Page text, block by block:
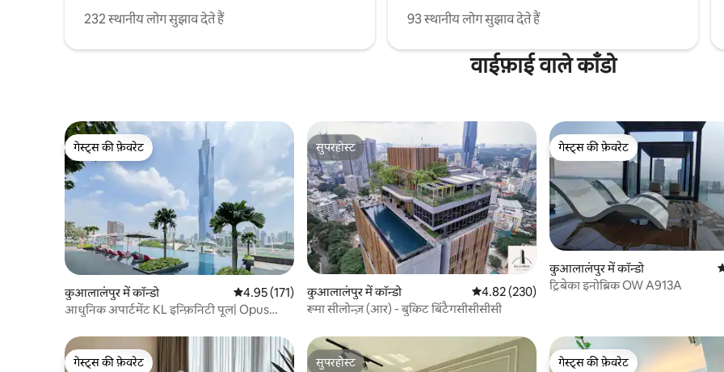
232 स्थानीय लोग सुझाव देते हैं
93 स्थानीय लोग सुझाव देते हैं
वाईफ़ाई वाले काँडो
गेस्ट्स की फ़ेवरेट
गेस्ट्स की फ़ेवरेट
कुआलालंपुर में कॉन्डो औसत रेटिंग 5 में से 4.95, 171 समीक्षाएँ
4.95 (171)
आधुनिक अपार्टमेंट KL इन्फ़िनिटी पूल| Opus
सुपरहोस्ट
सुपरहोस्ट
कुआलालंपुर में कॉन्डो औसत रेटिंग 5 में से 4.82, 230 समीक्षाएँ
4.82 (230)
रूमा सीलोन्ज़ (आर) - बुकिट बिंटैगसीसीसीसी
गेस्ट्स की फ़ेवरेट
गेस्ट्स की फ़ेवरेट
कुआलालंपुर में कॉन्डो
ट्रिबेका इनोब्रिक OW A913A
गेस्ट्स की फ़ेवरेट सुपरहोस्ट गेस्ट्स की फ़ेवरेट